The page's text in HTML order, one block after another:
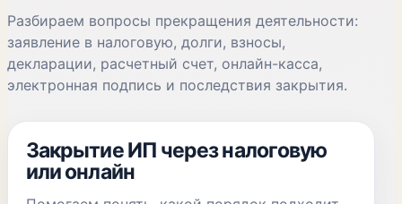
Разбираем вопросы прекращения деятельности:
заявление в налоговую, долги, взносы,
декларации, расчетный счет, онлайн-касса,
электронная подпись и последствия закрытия.
Закрытие ИП через налоговую
или онлайн